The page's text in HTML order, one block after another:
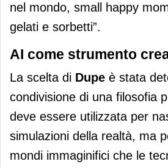
nel mondo, small happy
gelati e sorbetti”.
AI come strumento
La scelta di Dupe è stata
condivisione di una filosofia
deve essere utilizzata per
simulazioni della realtà, ma
mondi immaginifici che le